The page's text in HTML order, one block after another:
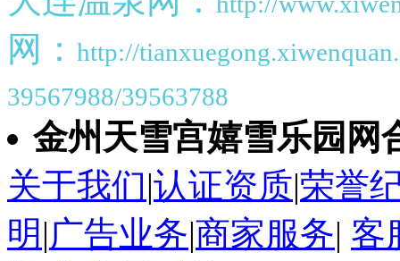
网： http://
39567988/39563788
金州天雪宫嬉雪乐园网
关于我们|认证资质|荣誉
明 |广告业务|商家服务| 客